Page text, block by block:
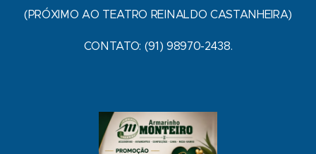
(PRÓXIMO AO TEATRO REINALDO CASTANHEIRA)
CONTATO: (91) 98970-2438.